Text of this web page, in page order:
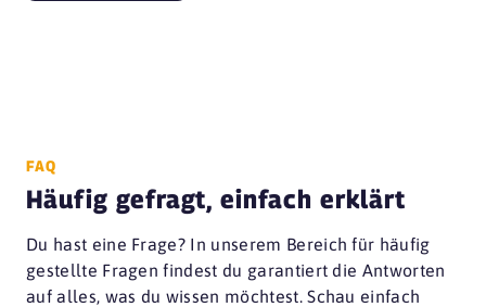
FAQ
Häufig gefragt, einfach erklärt
Du hast eine Frage? In unserem Bereich für häufig
gestellte Fragen findest du garantiert die Antworten
auf alles, was du wissen möchtest. Schau einfach